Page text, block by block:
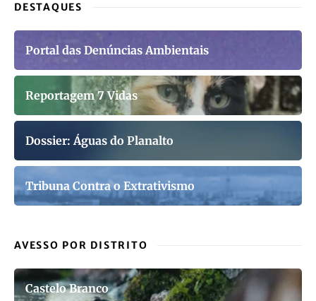
DESTAQUES
Portal das Denúncias Ambientais
Reportagem 7 Vidas
Dossier: Águas do Planalto
Tribuna Contra o Extrativismo
AVESSO POR DISTRITO
Castelo Branco